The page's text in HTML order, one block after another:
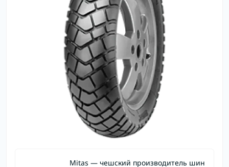
Mitas — чешский производитель шин